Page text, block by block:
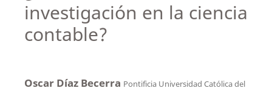
investigación en la ciencia
contable?
Oscar Díaz Becerra Pontificia Universidad Católica del